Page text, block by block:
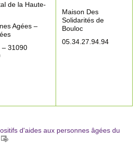
de la Haute-
Agées –
– 31090
Maison Des
Solidarités de
Bouloc
05.34.27.94.94
d'aides aux personnes âgées du